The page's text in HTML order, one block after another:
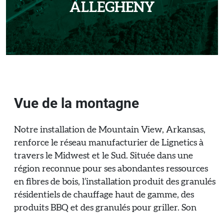
ALLEGHENY
Vue de la montagne
Notre installation de Mountain View, Arkansas,
renforce le réseau manufacturier de Lignetics à
travers le Midwest et le Sud. Située dans une
région reconnue pour ses abondantes ressources
en fibres de bois, l’installation produit des granulés
résidentiels de chauffage haut de gamme, des
produits BBQ et des granulés pour griller. Son